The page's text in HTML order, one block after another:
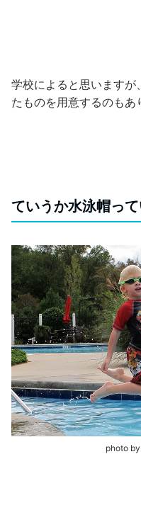
学校によると思いますが
たものを用意するのもあ
ていうか水泳帽っ
photo